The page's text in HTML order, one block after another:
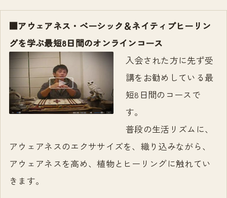
■アウェアネス・ベーシック＆ネイティブヒーリン
グを学ぶ最短8日間のオンラインコース
入会された方に先ず受
講をお勧めしている最
短8日間のコースで
す。
普段の生活リズムに、
アウェアネスのエクササイズを、織り込みながら、
アウェアネスを高め、植物とヒーリングに触れてい
きます。